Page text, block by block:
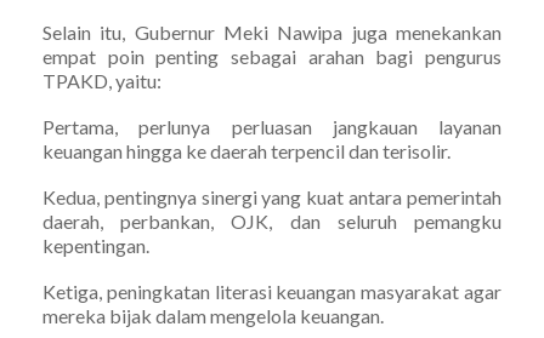
Selain itu, Gubernur Meki Nawipa juga menekankan
empat poin penting sebagai arahan bagi pengurus
TPAKD, yaitu:
Pertama, perlunya perluasan jangkauan layanan
keuangan hingga ke daerah terpencil dan terisolir.
Kedua, pentingnya sinergi yang kuat antara pemerintah
daerah, perbankan, OJK, dan seluruh pemangku
kepentingan.
Ketiga, peningkatan literasi keuangan masyarakat agar
mereka bijak dalam mengelola keuangan.